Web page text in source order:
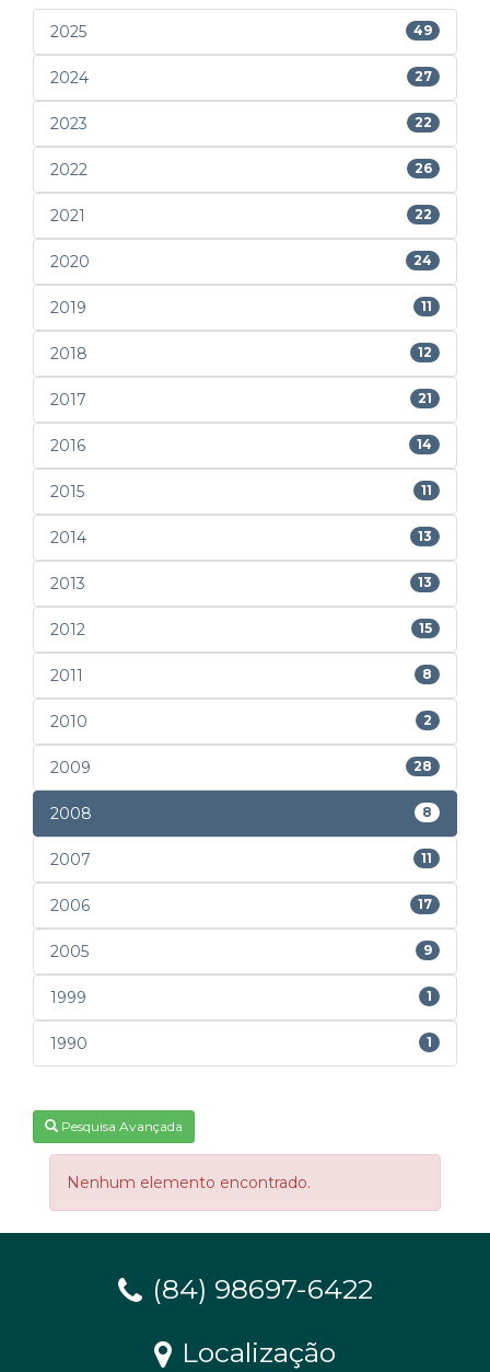
2025 49
2024 27
2023 22
2022 26
2021 22
2020 24
2019 11
2018 12
2017 21
2016 14
2015 11
2014 13
2013 13
2012 15
2011 8
2010 2
2009 28
2008 8
2007 11
2006 17
2005 9
1999 1
1990 1
Pesquisa Avançada
Nenhum elemento encontrado.
(84) 98697-6422
Localização